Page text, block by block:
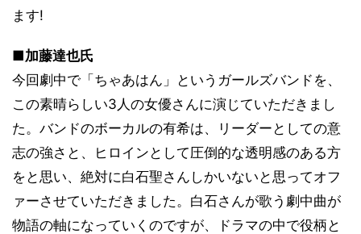
ます!
■加藤達也氏
今回劇中で「ちゃあはん」というガールズバンドを、
この素晴らしい3人の女優さんに演じていただきまし
た。バンドのボーカルの有希は、リーダーとしての意
志の強さと、ヒロインとして圧倒的な透明感のある方
をと思い、絶対に白石聖さんしかいないと思ってオフ
ァーさせていただきました。白石さんが歌う劇中曲が
物語の軸になっていくのですが、ドラマの中で役柄と